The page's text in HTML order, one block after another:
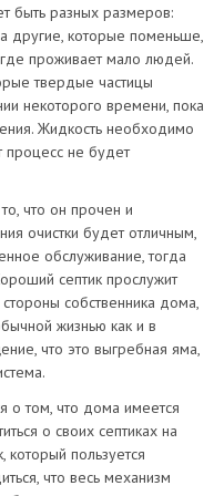
быть разных размеров:
другие, которые поменьше,
проживает мало людей.
твердые частицы
некоторого времени, пока
Жидкость необходимо
процесс не будет
что он прочен и
очистки будет отличным,
обслуживание, тогда
септик прослужит
собственника дома,
жизнью как и в
что это выгребная яма,
о том, что дома имеется
о своих септиках на
который пользуется
что весь механизм